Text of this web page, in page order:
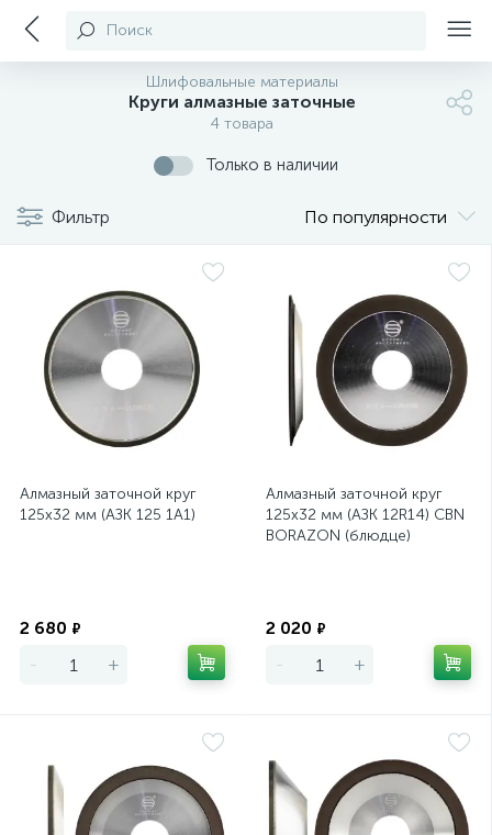
Поиск
Шлифовальные материалы
Круги алмазные заточные
4 товара
Только в наличии
Фильтр По популярности
Алмазный заточной круг
125х32 мм (АЗК 125 1А1)
2 680 ₽
- +
Алмазный заточной круг
125х32 мм (АЗК 12R14) CBN
BORAZON (блюдце)
2 020 ₽
- +